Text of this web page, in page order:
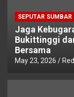
SEPUTAR SUMBAR
Jaga
Bukittinggi
Bersama
May 23, 2026